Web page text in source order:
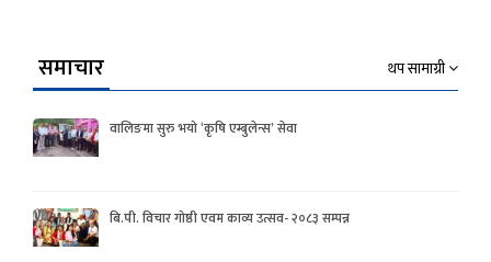
समाचार थप सामाग्री
वालिङमा सुरु भयो ‘कृषि एम्बुलेन्स’ सेवा
बि.पी. विचार गोष्ठी एवम काव्य उत्सव- २०८३ सम्पन्न